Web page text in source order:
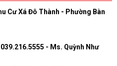
Cư Xá Đô Thành - Phường Bàn
- Ms. Quỳnh Như